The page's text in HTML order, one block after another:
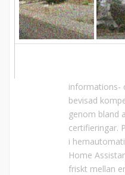
MATTIAS
Jag arbetar
finansvärlden
inom IT-
informations-
bevisad
genom bland
certifieringar.
i
Home
friskt mellan